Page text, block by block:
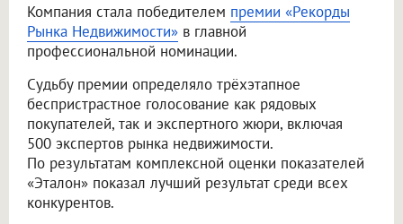
Компания стала победителем премии «Рекорды
Рынка Недвижимости» в главной
профессиональной номинации.
Судьбу премии определяло трёхэтапное
беспристрастное голосование как рядовых
покупателей, так и экспертного жюри, включая
500 экспертов рынка недвижимости.
По результатам комплексной оценки показателей
«Эталон» показал лучший результат среди всех
конкурентов.